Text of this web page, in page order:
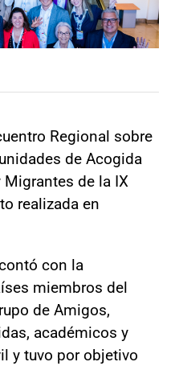
Regional sobre
de Acogida
de la IX
realizada en
con la
miembros del
de Amigos,
académicos y
y tuvo por objetivo